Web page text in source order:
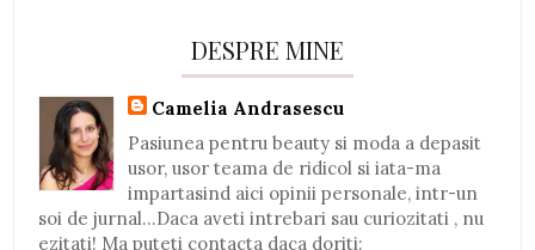
DESPRE MINE
Camelia Andrasescu
Pasiunea pentru beauty si moda a depasit
usor, usor teama de ridicol si iata-ma
impartasind aici opinii personale, intr-un
soi de jurnal...Daca aveti intrebari sau curiozitati , nu
ezitati! Ma puteti contacta daca doriti: